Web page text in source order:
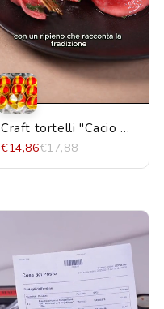
Craft tortelli "Cacio e
Pepe" with Browse at
€14,86€17,88